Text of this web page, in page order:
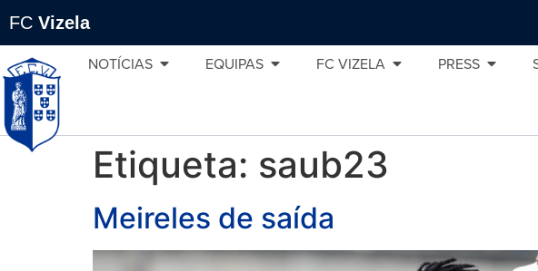
FC Vizela
NOTÍCIAS EQUIPAS FC VIZELA PRESS
Etiqueta: saub23
Meireles de saída